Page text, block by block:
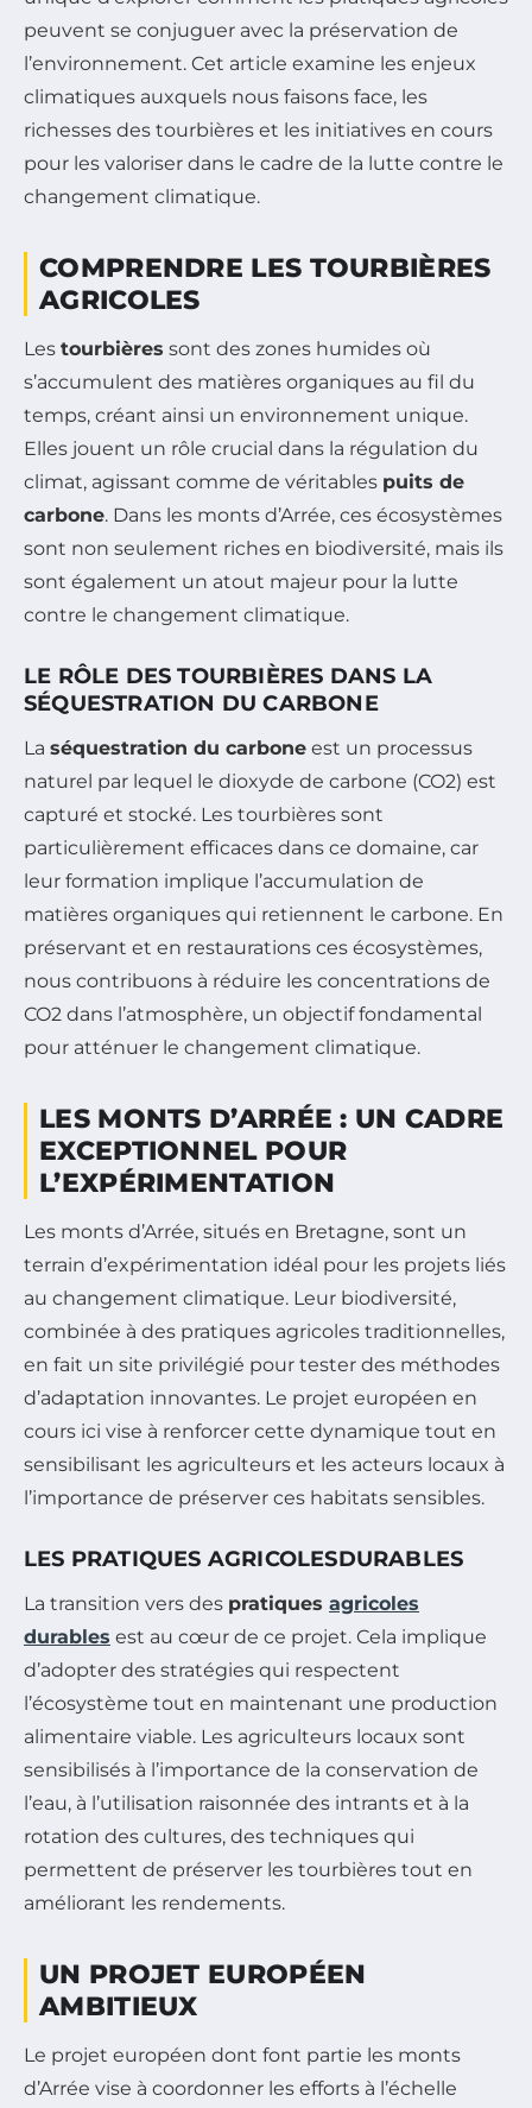
peuvent se conjuguer avec la préservation de
l’environnement. Cet article examine les enjeux
climatiques auxquels nous faisons face, les
richesses des tourbières et les initiatives en cours
pour les valoriser dans le cadre de la lutte contre le
changement climatique.
COMPRENDRE LES TOURBIÈRES
AGRICOLES
Les tourbières sont des zones humides où
s’accumulent des matières organiques au fil du
temps, créant ainsi un environnement unique.
Elles jouent un rôle crucial dans la régulation du
climat, agissant comme de véritables puits de
carbone. Dans les monts d’Arrée, ces écosystèmes
sont non seulement riches en biodiversité, mais ils
sont également un atout majeur pour la lutte
contre le changement climatique.
LE RÔLE DES TOURBIÈRES DANS LA
SÉQUESTRATION DU CARBONE
La séquestration du carbone est un processus
naturel par lequel le dioxyde de carbone (CO2) est
capturé et stocké. Les tourbières sont
particulièrement efficaces dans ce domaine, car
leur formation implique l’accumulation de
matières organiques qui retiennent le carbone. En
préservant et en restaurations ces écosystèmes,
nous contribuons à réduire les concentrations de
CO2 dans l’atmosphère, un objectif fondamental
pour atténuer le changement climatique.
LES MONTS D’ARRÉE : UN CADRE
EXCEPTIONNEL POUR
L’EXPÉRIMENTATION
Les monts d’Arrée, situés en Bretagne, sont un
terrain d’expérimentation idéal pour les projets liés
au changement climatique. Leur biodiversité,
combinée à des pratiques agricoles traditionnelles,
en fait un site privilégié pour tester des méthodes
d’adaptation innovantes. Le projet européen en
cours ici vise à renforcer cette dynamique tout en
sensibilisant les agriculteurs et les acteurs locaux à
l’importance de préserver ces habitats sensibles.
LES PRATIQUES AGRICOLESDURABLES
La transition vers des pratiques agricoles
durables est au cœur de ce projet. Cela implique
d’adopter des stratégies qui respectent
l’écosystème tout en maintenant une production
alimentaire viable. Les agriculteurs locaux sont
sensibilisés à l’importance de la conservation de
l’eau, à l’utilisation raisonnée des intrants et à la
rotation des cultures, des techniques qui
permettent de préserver les tourbières tout en
améliorant les rendements.
UN PROJET EUROPÉEN
AMBITIEUX
Le projet européen dont font partie les monts
d’Arrée vise à coordonner les efforts à l’échelle